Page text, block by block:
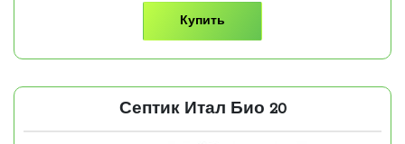
Купить
Септик Итал Био 20